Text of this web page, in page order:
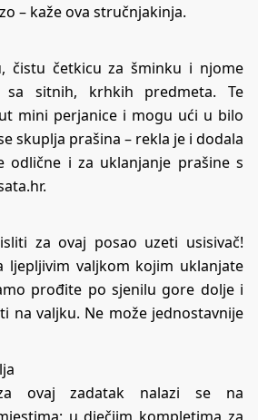
– kaže ova stručnjakinja.
čistu četkicu za šminku i njome
sa sitnih, krhkih predmeta. Te
mini perjanice i mogu ući u bilo
skuplja prašina – rekla je i dodala
odlične i za uklanjanje prašine s
za ovaj posao uzeti usisivač!
ljepljivim valjkom kojim uklanjate
prođite po sjenilu gore dolje i
na valjku. Ne može jednostavnije
ovaj zadatak nalazi se na